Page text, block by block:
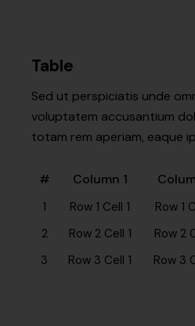
Table
Sed ut perspiciatis unde
voluptatem accusantium
totam rem aperiam, eaque
# Column 1
1 Row 1 Cell 1 Row 1
2
Row 2 Cell 1 Row 2
3
Row 3 Cell 1 Row 3